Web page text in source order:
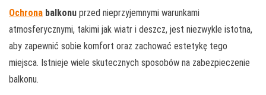
Ochrona balkonu przed nieprzyjemnymi warunkami
atmosferycznymi, takimi jak wiatr i deszcz, jest niezwykle istotna,
aby zapewnić sobie komfort oraz zachować estetykę tego
miejsca. Istnieje wiele skutecznych sposobów na zabezpieczenie
balkonu.